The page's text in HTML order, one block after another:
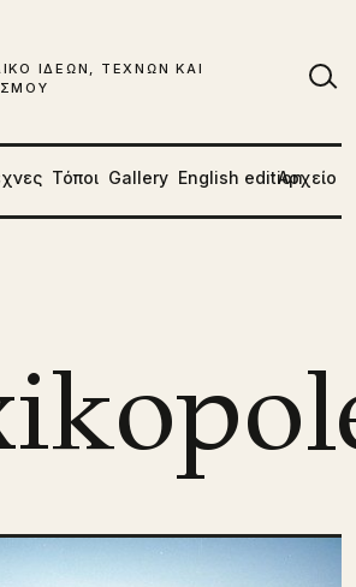
ΙΔΕΩΝ, ΤΕΧΝΩΝ ΚΑΙ
Τόποι Gallery English editionΑρχείο